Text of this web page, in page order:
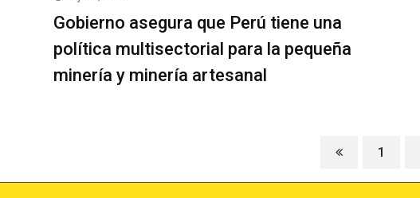
Gobierno asegura que Perú tiene una
política multisectorial para la pequeña
minería y minería artesanal
1